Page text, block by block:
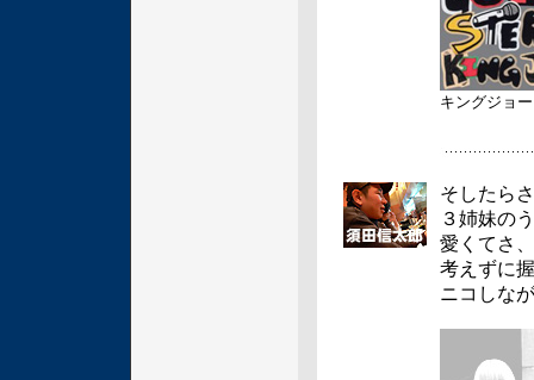
キングジ
そしたら
３姉妹の
愛くてさ
考えずに
ニコしな